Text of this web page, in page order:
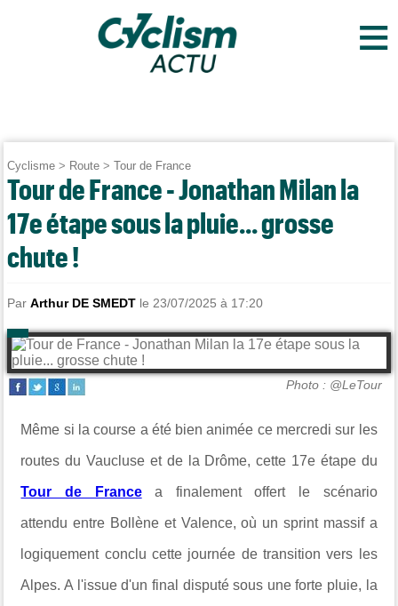
≡
Cyclisme > Route >Tour de France
Tour de France - Jonathan Milan la
17e étape sous la pluie... grosse
chute !
ParArthur DE SMEDT le 23/07/2025 à 17:20
Photo : @LeTour
Même si la course a été bien animée ce mercredisur les
routes duVaucluse et de la Drôme, cette 17e étape du
Tour de Francea finalement offert le scénario
attenduentre Bollène et Valence, où un sprint massif a
logiquement conclu cette journée de transition vers les
Alpes. A l'issue d'un final disputé sous une forte pluie, la